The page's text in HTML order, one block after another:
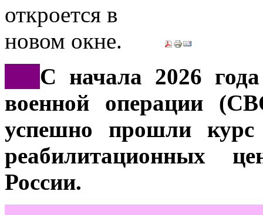
С начала 2026
военной операции
успешно прошли курс
реабилитационных
России.